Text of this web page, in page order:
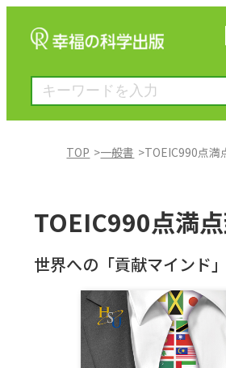
絵本
雑誌
TOP 一般書 TOEIC990点満
TOEIC990点満
世界への「貢献マインド